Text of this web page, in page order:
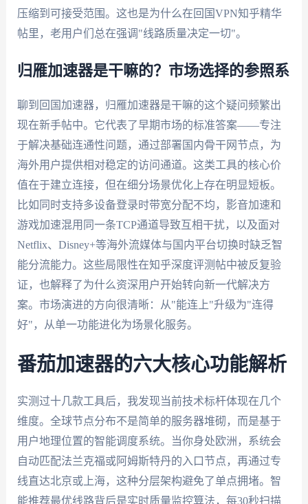
压缩到可接受范围。这也是为什么在回国VPN知乎精华
帖里，老用户们总在强调"线路质量决定一切"。
归雁加速器是干嘛的？市场选择的参照系
聊到回国加速器，归雁加速器是干嘛的这个疑问频繁出
现在新手帖中。它代表了早期市场的标准答案——专注
于解决基础连通性问题，通过部署国内骨干网节点，为
海外用户提供相对稳定的访问通道。这类工具的核心价
值在于建立连接，但在细分场景优化上存在明显短板。
比如同时支持多设备登录时带宽分配不均，影音加速和
游戏加速混用同一条TCP通道导致互相干扰，以及面对
Netflix、Disney+等海外流媒体与国内平台切换时缺乏智
能分流能力。这些局限性在知乎深度评测帖中被反复验
证，也解释了为什么资深用户开始转向新一代解决方
案。市场演进的方向很清晰：从"能连上"升级为"连得
好"，从单一功能进化为场景化服务。
番茄加速器的六大核心功能解析
实测过十几款工具后，我发现当前技术标杆体现在几个
维度。全球节点分布不是简单的服务器堆砌，而是基于
用户地理位置的智能调度系统。当你身处欧洲，系统会
自动匹配法兰克福或阿姆斯特丹的入口节点，再通过专
线直达北京或上海，这种分层架构避免了单点拥堵。智
能推荐最优线路背后是实时质量监控算法，每30秒扫描